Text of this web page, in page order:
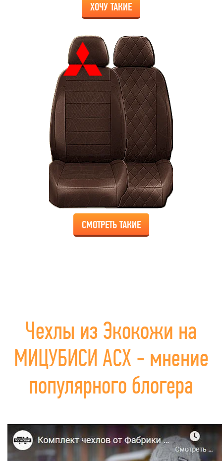
ХОЧУ ТАКИЕ
СМОТРЕТЬ ТАКИЕ
Чехлы из Экокожи на
МИЦУБИСИ АСХ - мнение
популярного блогера